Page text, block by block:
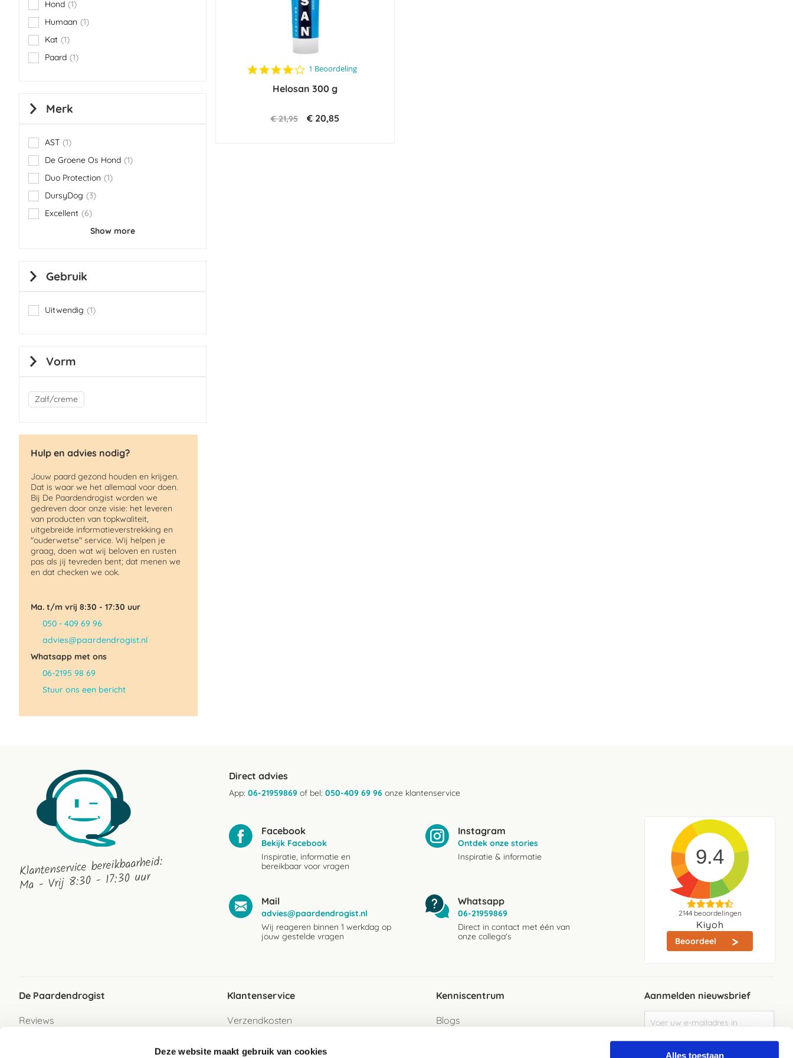
Deze website maakt gebruik van cookies Alles toestaan
4.0
rating
1 Beoordeling
Helosan 300 g
€ 21,95 € 20,85
Hond 1
item
Humaan
1
item
Kat 1
item
Paard 1
item
Merk
AST 1
item
De Groene Os Hond 1
item
Duo Protection
1
item
DursyDog
3
items
Excellent
6
items
Show more
Gebruik
Uitwendig 1
item
Vorm
Zalf/creme
Hulp en advies nodig?
Jouw paard gezond houden en krijgen.
Dat is waar we het allemaal voor doen.
Bij De Paardendrogist worden we
gedreven door onze visie: het leveren
van producten van topkwaliteit,
uitgebreide informatieverstrekking en
"ouderwetse" service. Wij helpen je
graag, doen wat wij beloven en rusten
pas als jij tevreden bent; dat menen we
en dat checken we ook.
Ma. t/m vrij 8:30 - 17:30 uur
050 - 409 69 96
advies@paardendrogist.nl
Whatsapp met ons
06-2195 98 69
Stuur ons een bericht
Klantenservice bereikbaarheid:
Ma - Vrij 8:30 - 17:30 uur
Direct advies
App: 06-21959869 of bel: 050-409 69 96 onze klantenservice
Facebook
Bekijk Facebook
Inspiratie, informatie en
bereikbaar voor vragen
Instagram
Ontdek onze stories
Inspiratie & informatie
Mail
advies@paardendrogist.nl
Wij reageren binnen 1 werkdag op
jouw gestelde vragen
Whatsapp
06-21959869
Direct in contact met één van
onze collega's
9.4
2144beoordelingen
Kiyoh
Beoordeel
De Paardendrogist
Reviews
Klantenservice
Verzendkosten
Kenniscentrum
Blogs
Aanmelden nieuwsbrief
u
op